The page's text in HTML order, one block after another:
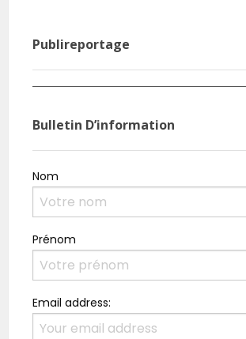
Publireportage
Agri Pub : Inspiré par la prolificité du
sa ferme
Bulletin D’information
Nom
Prénom
Email address: